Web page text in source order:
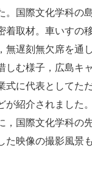
。国際文化学科の
着取材。車いすの
無遅刻無欠席を通
しむ様子，広島キ
式に代表としてた
が紹介されました
，国際文化学科の
た映像の撮影風景